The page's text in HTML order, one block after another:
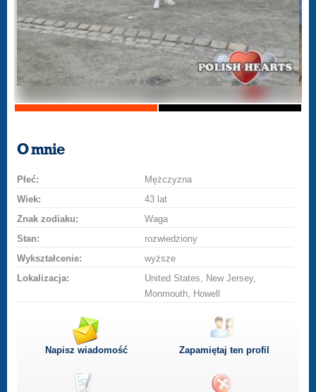
O mnie
Płeć:
Mężczyzna
Wiek:
43 lat
Znak zodiaku:
Waga
Stan:
rozwiedziony
Wykształcenie:
wyższe
Lokalizacja:
United States, New Jersey,
Monmouth, Howell
Napisz wiadomość Zapamiętaj ten profil